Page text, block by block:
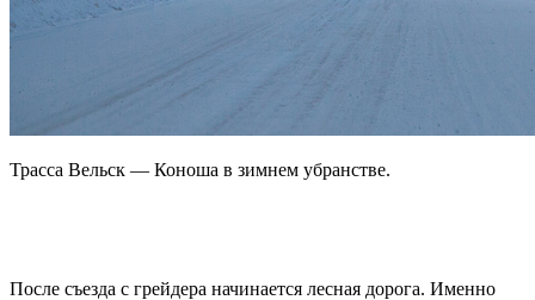
Трасса Вельск — Коноша в зимнем убранстве.
После съезда с грейдера начинается лесная дорога. Именно